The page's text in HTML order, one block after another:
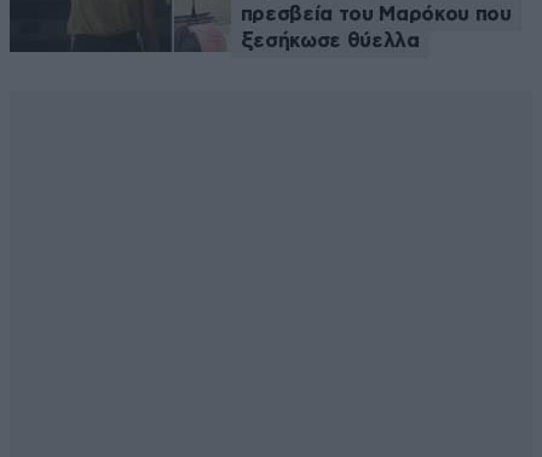
πρεσβεία του Μαρόκου που
ξεσήκωσε θύελλα